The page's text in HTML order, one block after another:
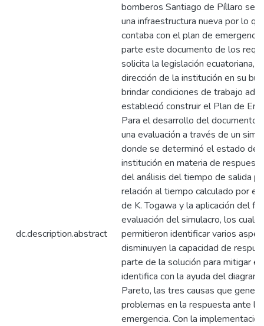
dc.description.abstract
bomberos Santiago de Píllaro se
una infraestructura nueva por lo
contaba con el plan de
parte este documento de los
solicita la legislación ecuatoriana,
dirección de la institución en su
brindar condiciones de trabajo
estableció construir el Plan de
Para el desarrollo del documento
una evaluación a través de un
donde se determinó el estado de
institución en materia de
del análisis del tiempo de salida
relación al tiempo calculado por el
de K. Togawa y la aplicación del
evaluación del simulacro, los cuales
permitieron identificar varios
disminuyen la capacidad de
parte de la solución para mitigar
identifica con la ayuda del
Pareto, las tres causas que
problemas en la respuesta ante la
emergencia. Con la